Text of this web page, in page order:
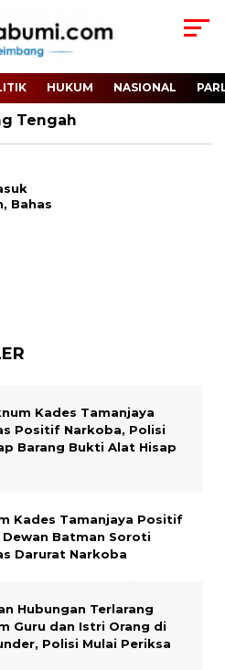
HUKUM NASIONAL
Tengah
Bahas
Kades Tamanjaya
Positif Narkoba, Polisi
Barang Bukti Alat Hisap
Kades Tamanjaya Positif
Dewan Batman Soroti
Darurat Narkoba
Hubungan Terlarang
Guru dan Istri Orang di
Polisi Mulai Periksa